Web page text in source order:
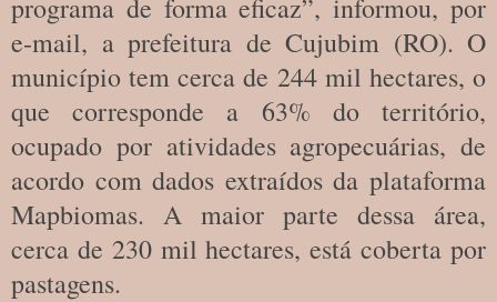
programa de forma eficaz”, informou, por
e-mail, a prefeitura de Cujubim (RO). O
município tem cerca de 244 mil hectares, o
que corresponde a 63% do território,
ocupado por atividades agropecuárias, de
acordo com dados extraídos da plataforma
Mapbiomas. A maior parte dessa área,
cerca de 230 mil hectares, está coberta por
pastagens.